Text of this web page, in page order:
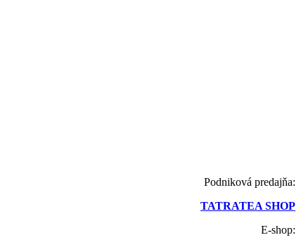
Podniková predajňa:
TATRATEA SHOP
E-shop: